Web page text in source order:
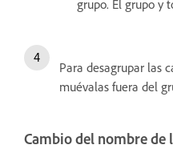
grupo. El grupo y
Para desagrupar las
muévalas fuera del
Cambio del nombre de